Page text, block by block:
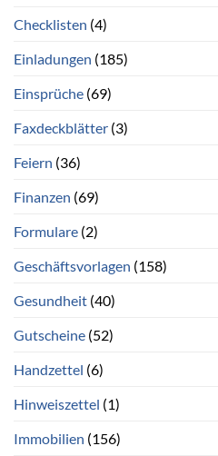
Checklisten (4)
Einladungen (185)
Einsprüche (69)
Faxdeckblätter (3)
Feiern (36)
Finanzen (69)
Formulare (2)
Geschäftsvorlagen (158)
Gesundheit (40)
Gutscheine (52)
Handzettel (6)
Hinweiszettel (1)
Immobilien (156)